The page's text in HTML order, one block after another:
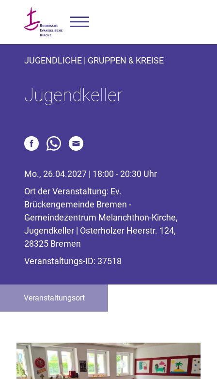
JUGENDLICHE | GRUPPEN & KREISE
Jugendkeller
Mo., 26.04.2027 | 18:00 - 20:30 Uhr
Ort der Veranstaltung: Ev.
Brückengemeinde Bremen -
Gemeindezentrum Melanchthon-Kirche,
Jugendkeller | Osterholzer Heerstr. 124,
28325 Bremen
Veranstaltungs-ID: 37518
Veranstaltungsort